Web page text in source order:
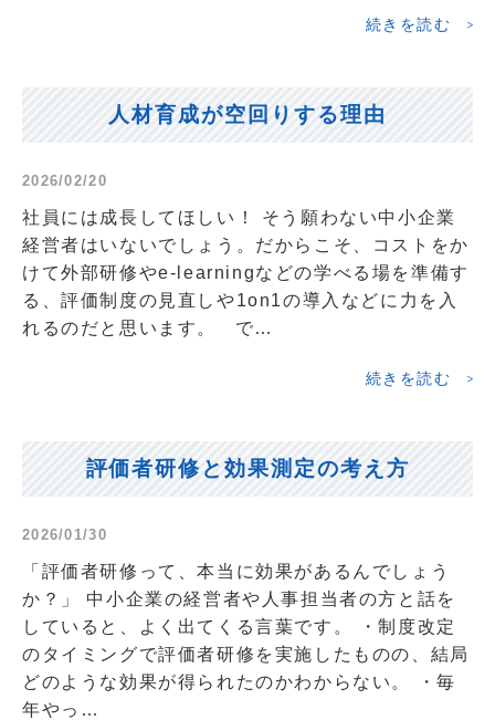
続きを読む
人材育成が空回りする理由
2026/02/20
社員には成長してほしい！ そう願わない中小企業
経営者はいないでしょう。だからこそ、コストをか
けて外部研修やe-learningなどの学べる場を準備す
る、評価制度の見直しや1on1の導入などに力を入
れるのだと思います。 で…
続きを読む
評価者研修と効果測定の考え方
2026/01/30
「評価者研修って、本当に効果があるんでしょう
か？」 中小企業の経営者や人事担当者の方と話を
していると、よく出てくる言葉です。 ・制度改定
のタイミングで評価者研修を実施したものの、結局
どのような効果が得られたのかわからない。 ・毎
年やっ…